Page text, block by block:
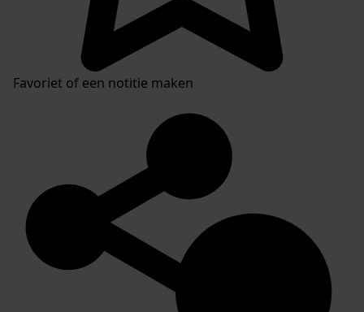
Favoriet of een notitie maken